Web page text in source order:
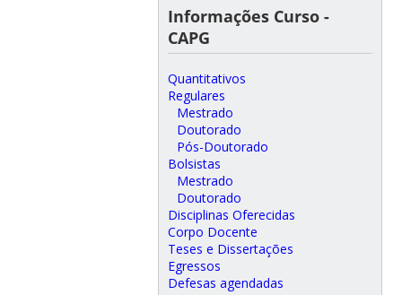
Informações Curso -
CAPG
Quantitativos
Regulares
Mestrado
Doutorado
Pós-Doutorado
Bolsistas
Mestrado
Doutorado
Disciplinas Oferecidas
Corpo Docente
Teses e Dissertações
Egressos
Defesas agendadas